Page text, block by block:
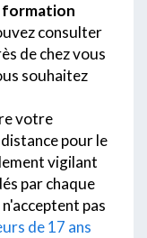
formation
consulter
de chez vous
souhaitez
votre
pour le
vigilant
par chaque
pas
de 17 ans